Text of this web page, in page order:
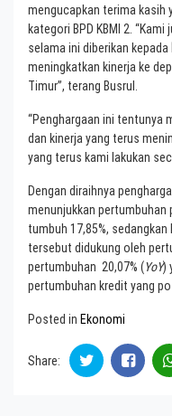
mengucapkan terima kasih
kategori BPD KBMI 2.
selama ini diberikan kepada
meningkatkan kinerja ke
Timur”, terang Busrul.
“Penghargaan ini tentunya
dan kinerja yang terus
yang terus kami lakukan
Dengan diraihnya
menunjukkan
tumbuh 17,85%, sedangkan
tersebut didukung oleh
pertumbuhan 20,07% (YoY)
pertumbuhan kredit yang
Posted in Ekonomi
Share: